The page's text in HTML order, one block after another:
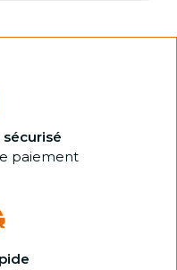
sécurisé
paiement